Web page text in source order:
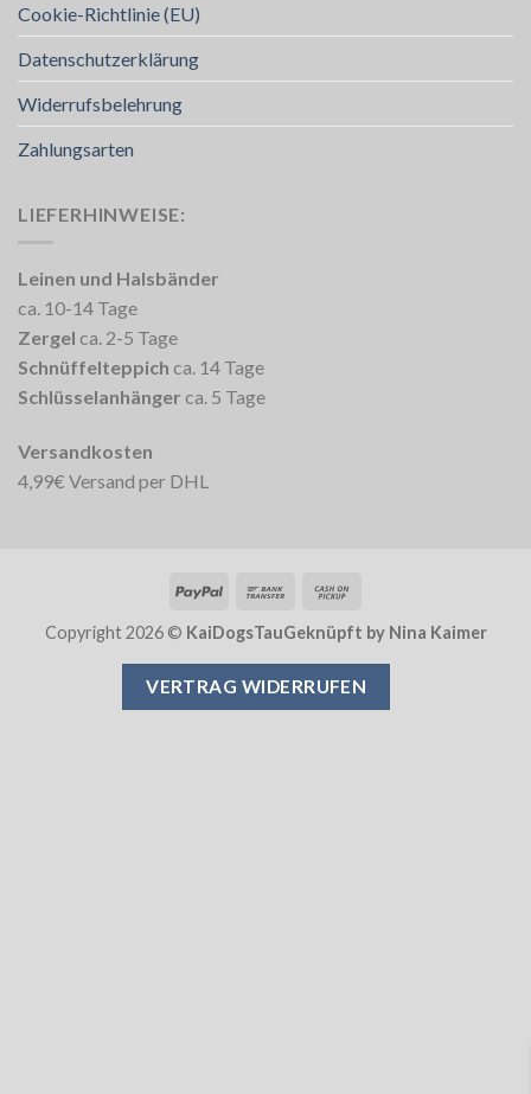
Cookie-Richtlinie (EU)
Datenschutzerklärung
Widerrufsbelehrung
Zahlungsarten
LIEFERHINWEISE:
Leinen und Halsbänder
ca. 10-14 Tage
Zergel ca. 2-5 Tage
Schnüffelteppich ca. 14 Tage
Schlüsselanhänger ca. 5 Tage
Versandkosten
4,99€ Versand per DHL
PayPal
Bank
Pickup
Copyright 2026 © KaiDogsTauGeknüpft by Nina Kaimer
VERTRAG WIDERRUFEN